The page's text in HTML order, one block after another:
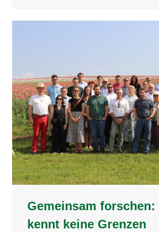
Gemeinsam
kennt keine Grenzen